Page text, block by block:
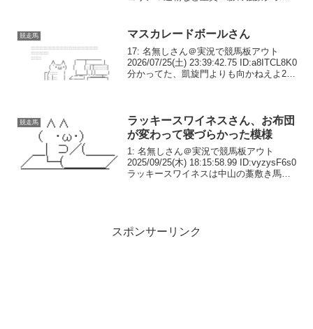
３、２...
競走馬 マスカレードボールさん
17: 名無しさん＠実況で競馬板アウト
2026/07/25(土) 23:39:42.75 ID:a8ITCL8K0
分かってた、凱旋門よりも向かねえよ20:
競走馬
ラッキースワイネスさん、お布団
が変わって寝づらかった模様
1: 名無しさん＠実況で競馬板アウト
2025/09/25(木) 18:15:58.99 ID:vyzysF6s0
ラッキースワイネスは中山の藁敷き馬房
スポンサーリンク